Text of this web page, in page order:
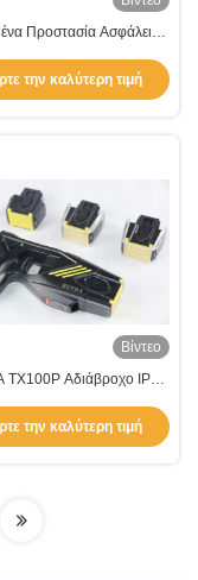
Προστασία Ασφάλειας
Σοκαριστικό
Διπλές Σφαίρες
την καλύτερη τιμή
Βίντεο
TX100P Αδιάβροχο IP57
Έκδοση τάσης
συσκευή ενέργειας
την καλύτερη τιμή